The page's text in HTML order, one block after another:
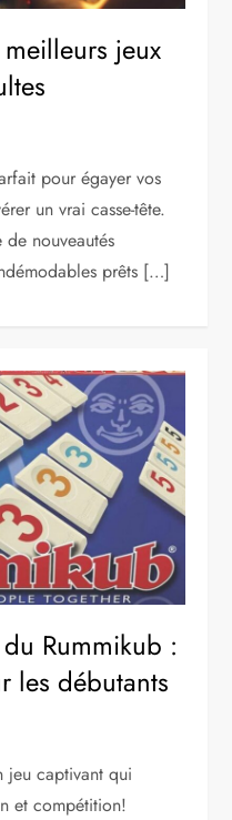
jeux
pour égayer vos
un vrai casse-tête.
nouveautés
prêts […]
Rummikub :
les débutants
jeu captivant qui
et compétition!